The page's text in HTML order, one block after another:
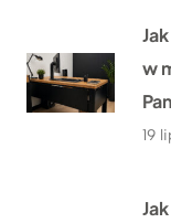
w
19